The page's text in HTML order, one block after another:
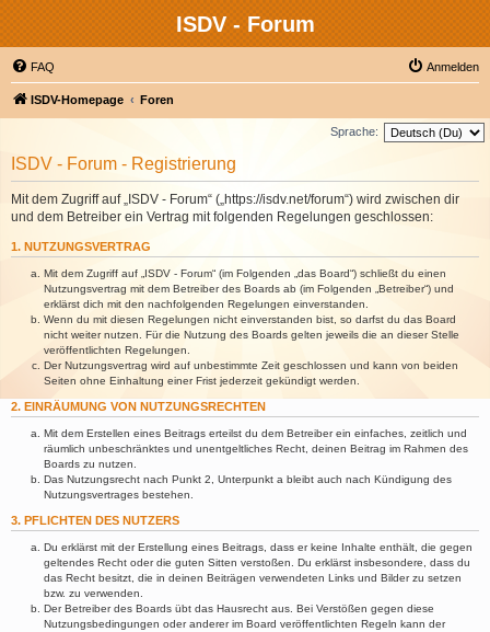
ISDV - Forum
FAQ Anmelden
ISDV-Homepage Foren
Sprache:
ISDV - Forum - Registrierung
Mit dem Zugriff auf „ISDV - Forum“ („https://isdv.net/forum“) wird zwischen dir
und dem Betreiber ein Vertrag mit folgenden Regelungen geschlossen:
1. NUTZUNGSVERTRAG
Mit dem Zugriff auf „ISDV - Forum“ (im Folgenden „das Board“) schließt du einen
Nutzungsvertrag mit dem Betreiber des Boards ab (im Folgenden „Betreiber“) und
erklärst dich mit den nachfolgenden Regelungen einverstanden.
Wenn du mit diesen Regelungen nicht einverstanden bist, so darfst du das Board
nicht weiter nutzen. Für die Nutzung des Boards gelten jeweils die an dieser Stelle
veröffentlichten Regelungen.
Der Nutzungsvertrag wird auf unbestimmte Zeit geschlossen und kann von beiden
Seiten ohne Einhaltung einer Frist jederzeit gekündigt werden.
2. EINRÄUMUNG VON NUTZUNGSRECHTEN
Mit dem Erstellen eines Beitrags erteilst du dem Betreiber ein einfaches, zeitlich und
räumlich unbeschränktes und unentgeltliches Recht, deinen Beitrag im Rahmen des
Boards zu nutzen.
Das Nutzungsrecht nach Punkt 2, Unterpunkt a bleibt auch nach Kündigung des
Nutzungsvertrages bestehen.
3. PFLICHTEN DES NUTZERS
Du erklärst mit der Erstellung eines Beitrags, dass er keine Inhalte enthält, die gegen
geltendes Recht oder die guten Sitten verstoßen. Du erklärst insbesondere, dass du
das Recht besitzt, die in deinen Beiträgen verwendeten Links und Bilder zu setzen
bzw. zu verwenden.
Der Betreiber des Boards übt das Hausrecht aus. Bei Verstößen gegen diese
Nutzungsbedingungen oder anderer im Board veröffentlichten Regeln kann der